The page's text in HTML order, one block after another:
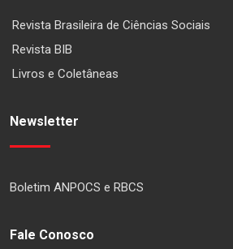
Revista Brasileira de Ciências Sociais
Revista BIB
Livros e Coletâneas
Newsletter
Boletim ANPOCS e RBCS
Fale Conosco